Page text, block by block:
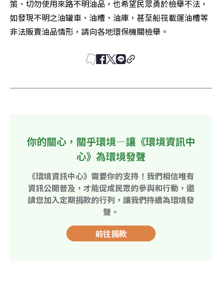
策、切勿使用來路不明油品，也希望民眾勇於檢舉不法，
如發現不明之油罐車、油槽、油庫，甚至船筏載運油槽等
非法販賣油品情形，請向各地環保機關檢舉。
你的關心，關乎環境—讓《環境資訊中
心》為環境發聲
《環境資訊中心》需要你的支持！我們相信唯有
資訊公開普及，才能促成民眾的參與和行動，邀
請您加入定期捐款的行列，讓我們持續為環境發
聲。
前往捐款